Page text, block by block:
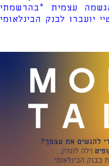
עצמית *בהרשמתי
יועברו לבנק הבינלאומי